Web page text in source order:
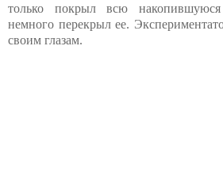
только покрыл всю
немного перекрыл ее.
своим глазам.